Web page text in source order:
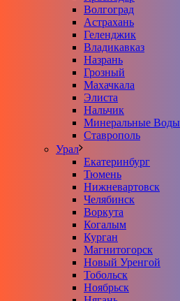
Волгоград
Астрахань
Геленджик
Владикавказ
Назрань
Грозный
Махачкала
Элиста
Нальчик
Минеральные Воды
Ставрополь
Урал
Екатеринбург
Тюмень
Нижневартовск
Челябинск
Воркута
Когалым
Курган
Магнитогорск
Новый Уренгой
Тобольск
Ноябрьск